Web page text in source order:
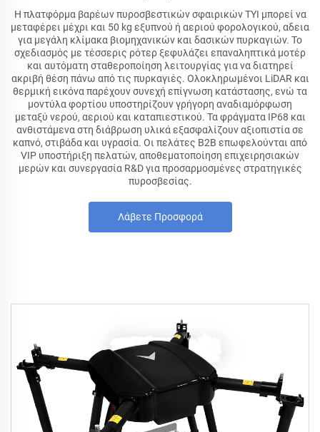
Η πλατφόρμα βαρέων πυροσβεστικών σφαιρικών TYI μπορεί να
μεταφέρει μέχρι και 50 kg εξυπνού ή αεριού φορολογικού, αδεια
για μεγάλη κλίμακα βιομηχανικών και δασικών πυρκαγιών. Το
σχεδιασμός με τέσσερις ρότερ ξεφυλάζει επαναληπτικά μοτέρ
και αυτόματη σταθεροποίηση λειτουργίας για να διατηρεί
ακριβή θέση πάνω από τις πυρκαγιές. Ολοκληρωμένοι LiDAR και
θερμική εικόνα παρέχουν συνεχή επίγνωση κατάστασης, ενώ τα
μοντύλα φορτίου υποστηρίζουν γρήγορη αναδιαμόρφωση
μεταξύ νερού, αεριού και καταπιεστικού. Τα φράγματα IP68 και
ανθιστάμενα στη διάβρωση υλικά εξασφαλίζουν αξιοπιστία σε
καπνό, στιβάδα και υγρασία. Οι πελάτες B2B επωφελούνται από
VIP υποστήριξη πελατών, αποθεματοποίηση επιχειρησιακών
μερών και συνεργασία R&D για προσαρμοσμένες στρατηγικές
πυροσβεσίας.
Λάβετε Προσφορά